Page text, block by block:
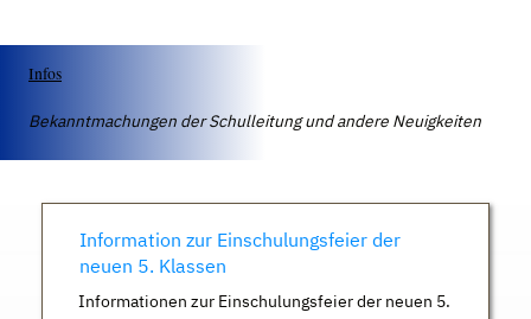
Infos
Bekanntmachungen der Schulleitung und andere Neuigkeiten
Information zur Einschulungsfeier der
neuen 5. Klassen
Informationen zur Einschulungsfeier der neuen 5.